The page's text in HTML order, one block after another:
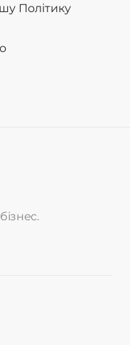
Політику